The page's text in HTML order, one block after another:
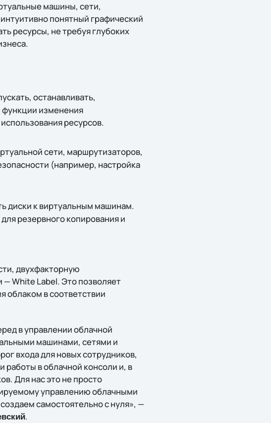
машины, сети,
понятный графический
ресурсы, не требуя глубоких
останавливать,
функции изменения
ресурсов.
сети, маршрутизаторов,
(например, настройка
диски к виртуальным машинам.
резервного копирования и
двухфакторную
White Label. Это позволяет
облаком в соответствии
в управлении облачной
машинами, сетями и
входа для новых сотрудников,
в облачной консоли и, в
Для нас это не просто
управлению облачными
самостоятельно с нуля», —
.